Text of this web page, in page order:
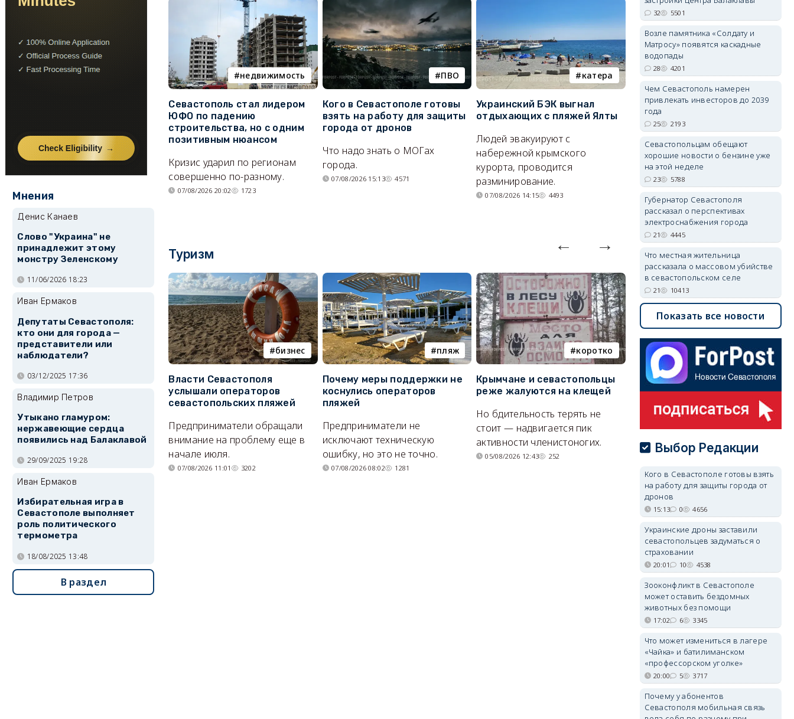
недвижимость
Севастополь стал лидером
ЮФО по падению
строительства, но с одним
позитивным нюансом
Кризис ударил по регионам
совершенно по-разному.
07/08/2026 20:02 1723
ПВО
Кого в Севастополе готовы
взять на работу для защиты
города от дронов
Что надо знать о МОГах
города.
07/08/2026 15:13 4571
катера
Украинский БЭК выгнал
отдыхающих с пляжей Ялты
Людей эвакуируют с
набережной крымского
курорта, проводится
разминирование.
07/08/2026 14:15 4493
электроснабжение
Губернатор Севастополя
рассказал о перспективах
электроснабжения города
Энергетики, подчеркнул он,
делают практически
невозможное.
Туризм
бизнес
Власти Севастополя
услышали операторов
севастопольских пляжей
Предприниматели обращали
внимание на проблему еще в
начале июля.
07/08/2026 11:01 3202
пляж
Почему меры поддержки не
коснулись операторов
пляжей
Предприниматели не
исключают техническую
ошибку, но это не точно.
07/08/2026 08:02 1281
коротко
Крымчане и севастопольцы
реже жалуются на клещей
Но бдительность терять не
стоит — надвигается пик
активности членистоногих.
05/08/2026 12:43 252
Балаклава
В Севастополе утвердили
проект застройки центра
Балаклавы
квартал с отелями и
парковками.
Мнения
Денис Канаев
Слово "Украина" не
принадлежит этому
монстру Зеленскому
11/06/2026 18:23
Иван Ермаков
Депутаты Севастополя:
кто они для города —
представители или
наблюдатели?
03/12/2025 17:36
Владимир Петров
Утыкано гламуром:
нержавеющие сердца
появились над Балаклавой
29/09/2025 19:28
Иван Ермаков
Избирательная игра в
Севастополе выполняет
роль политического
термометра
18/08/2025 13:48
В раздел
32 5501
Возле памятника «Солдату и
Матросу» появятся каскадные
водопады
28 4201
Чем Севастополь намерен
привлекать инвесторов до 2039
года
25 2193
Севастопольцам обещают
хорошие новости о бензине уже
на этой неделе
23 5788
Губернатор Севастополя
рассказал о перспективах
электроснабжения города
21 4445
Что местная жительница
рассказала о массовом убийстве
в севастопольском селе
21 10413
Показать все новости
Выбор Редакции
Кого в Севастополе готовы взять
на работу для защиты города от
дронов
15:13 0 4656
Украинские дроны заставили
севастопольцев задуматься о
страховании
20:01 10 4538
Зооконфликт в Севастополе
может оставить бездомных
животных без помощи
17:02 6 3345
Что может измениться в лагере
«Чайка» и батилиманском
«профессорском уголке»
20:00 5 3717
Почему у абонентов
Севастополя мобильная связь